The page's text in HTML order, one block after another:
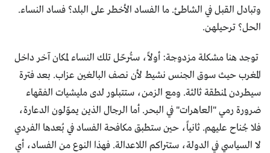
وتبادل القبل في الشاطئ. ما الفساد الأخطر على البلد؟ فساد النساء.
الحل؟ ترحيلهن.
توجد هنا مشكلة مزدوجة: أولاً، ستُرحّل تلك النساء لمكان آخر داخل
المغرب حيث سوق الجنس نشيط لأن نصف البالغين عزاب. بعد فترة
سيطردن لمنطقة ثالثة. ومع الزمن، ستتبلور لدى مليشيات الفقهاء
ضرورة رمي "العاهرات" في البحر. أما الرجال الذين يموّلون الدعارة،
فلا جُناح عليهم. ثانياً، حين ستطبق مكافحة الفساد في بُعدها الفردي
لا السياسي في الدولة، ستتراكم اللاعدالة. فهذا النوع من الفساد، أي